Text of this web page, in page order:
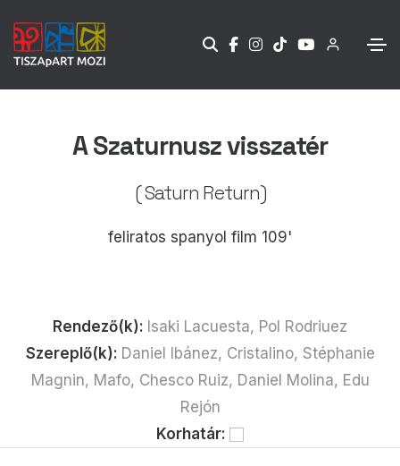
A Szaturnusz visszatér
( Saturn Return)
feliratos spanyol film 109'
Rendező(k): Isaki Lacuesta, Pol Rodriuez
Szereplő(k): Daniel Ibánez, Cristalino, Stéphanie
Magnin, Mafo, Chesco Ruiz, Daniel Molina, Edu
Rejón
Korhatár: